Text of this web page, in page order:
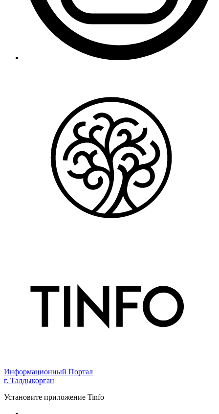
Информационный Портал
г. Талдыкорган
Установите приложение Tinfo